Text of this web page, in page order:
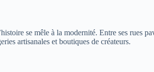
se mêle à la modernité. Entre ses rues
artisanales et boutiques de créateurs.